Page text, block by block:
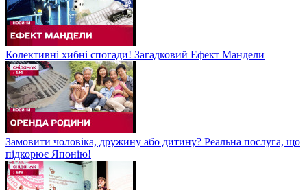
Колективні хибні спогади! Загадковий Ефект Мандели
Замовити чоловіка, дружину або дитину? Реальна послуга, що
підкорює Японію!